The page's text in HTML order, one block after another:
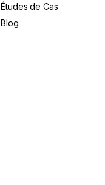
Études de Cas
Blog